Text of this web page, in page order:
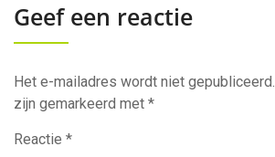
Geef een reactie
Het e-mailadres wordt niet gepubliceerd.
zijn gemarkeerd met *
Reactie *